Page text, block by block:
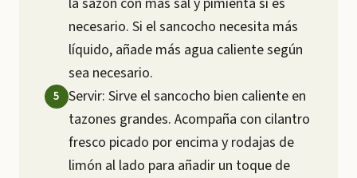
necesario. Si el sancocho necesita más
líquido, añade más agua caliente según
sea necesario.
Servir: Sirve el sancocho bien caliente en
tazones grandes. Acompaña con cilantro
fresco picado por encima y rodajas de
limón al lado para añadir un toque de